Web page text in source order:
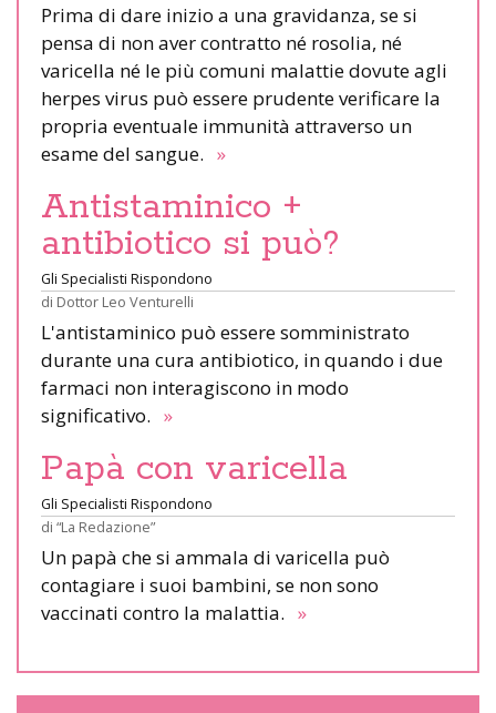
Prima di dare inizio a una gravidanza, se si
pensa di non aver contratto né rosolia, né
varicella né le più comuni malattie dovute agli
herpes virus può essere prudente verificare la
propria eventuale immunità attraverso un
esame del sangue. »
Antistaminico +
antibiotico si può?
Gli Specialisti Rispondono
di Dottor Leo Venturelli
L'antistaminico può essere somministrato
durante una cura antibiotico, in quando i due
farmaci non interagiscono in modo
significativo. »
Papà con varicella
Gli Specialisti Rispondono
di “La Redazione”
Un papà che si ammala di varicella può
contagiare i suoi bambini, se non sono
vaccinati contro la malattia. »